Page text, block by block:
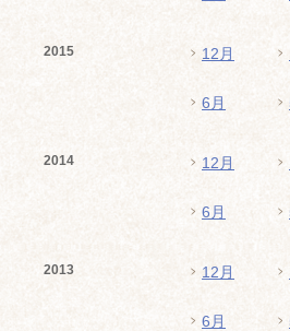
2015 12月
6月
2014 12月
6月
2013 12月
6月